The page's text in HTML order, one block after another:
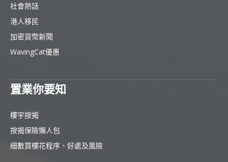
社會熱話
港人移民
加密貨幣新聞
WavingCat優惠
置業你要知
樓宇按揭
按揭保險懶人包
細數買樓花程序、好處及風險